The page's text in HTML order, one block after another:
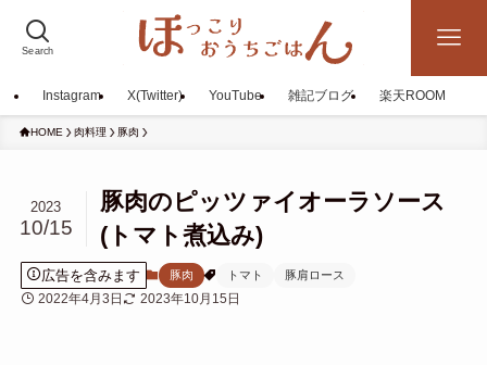
Search
Instagram X(Twitter) YouTube 雑記ブログ 楽天ROOM
HOME 肉料理 豚肉
豚肉のピッツァイオーラソース
(トマト煮込み)
2023
10/15
広告を含みます 豚肉 トマト 豚肩ロース
2022年4月3日 2023年10月15日